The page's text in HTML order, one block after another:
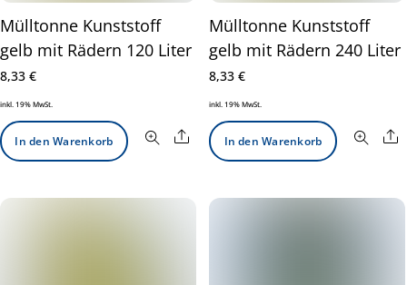
Mülltonne Kunststoff
gelb mit Rädern 120 Liter
8,33 €
inkl. 19% MwSt.
In den Warenkorb Share
Mülltonne Kunststoff
gelb mit Rädern 240 Liter
8,33€
inkl. 19% MwSt.
In den Warenkorb